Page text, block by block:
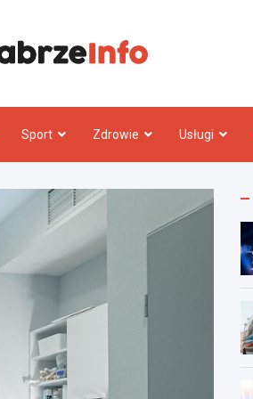
Sport Zdrowie Usługi